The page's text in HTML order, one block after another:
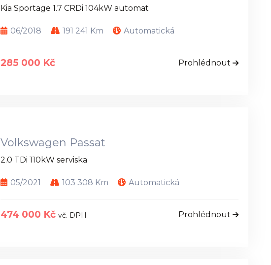
Kia Sportage 1.7 CRDi 104kW automat
06/2018 191 241 Km Automatická
285 000 Kč Prohlédnout
Volkswagen Passat
2.0 TDi 110kW serviska
05/2021 103 308 Km Automatická
474 000 Kč vč. DPH Prohlédnout